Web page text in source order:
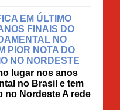
EM ÚLTIMO
FINAIS DO
NO
PIOR NOTA DO
NO NORDESTE
lugar nos anos
no Brasil e tem
no Nordeste A rede